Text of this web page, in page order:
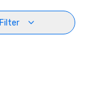
Filter